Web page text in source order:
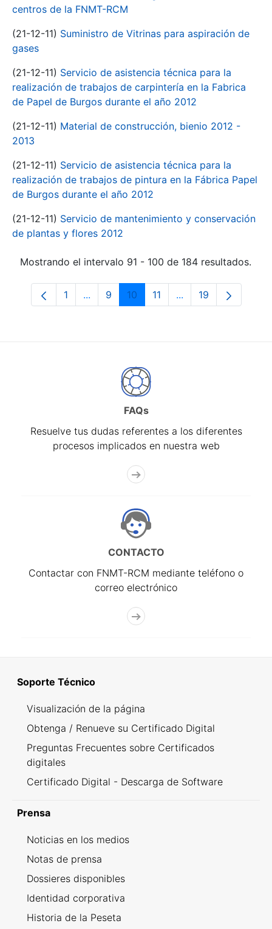
centros de la FNMT-RCM
(21-12-11) Suministro de Vitrinas para aspiración de
gases
(21-12-11) Servicio de asistencia técnica para la
realización de trabajos de carpintería en la Fabrica
de Papel de Burgos durante el año 2012
(21-12-11) Material de construcción, bienio 2012 -
2013
(21-12-11) Servicio de asistencia técnica para la
realización de trabajos de pintura en la Fábrica Papel
de Burgos durante el año 2012
(21-12-11) Servicio de mantenimiento y conservación
de plantas y flores 2012
Mostrando el intervalo 91 - 100 de 184 resultados.
Página
1 ...Páginas intermedias Use TAB para
Página
9 Página
10 Página
11 ...PáginasPágina
19
FAQs
Resuelve tus dudas referentes a los diferentes
procesos implicados en nuestra web
CONTACTO
Contactar con FNMT-RCM mediante teléfono o
correo electrónico
Soporte Técnico
Visualización de la página
Obtenga / Renueve su Certificado Digital
Preguntas Frecuentes sobre Certificados
digitales
Certificado Digital - Descarga de Software
Prensa
Noticias en los medios
Notas de prensa
Dossieres disponibles
Identidad corporativa
Historia de la Peseta